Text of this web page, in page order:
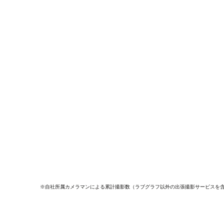
※自社所属カメラマンによる累計撮影数（ラブグラフ以外の出張撮影サービスを